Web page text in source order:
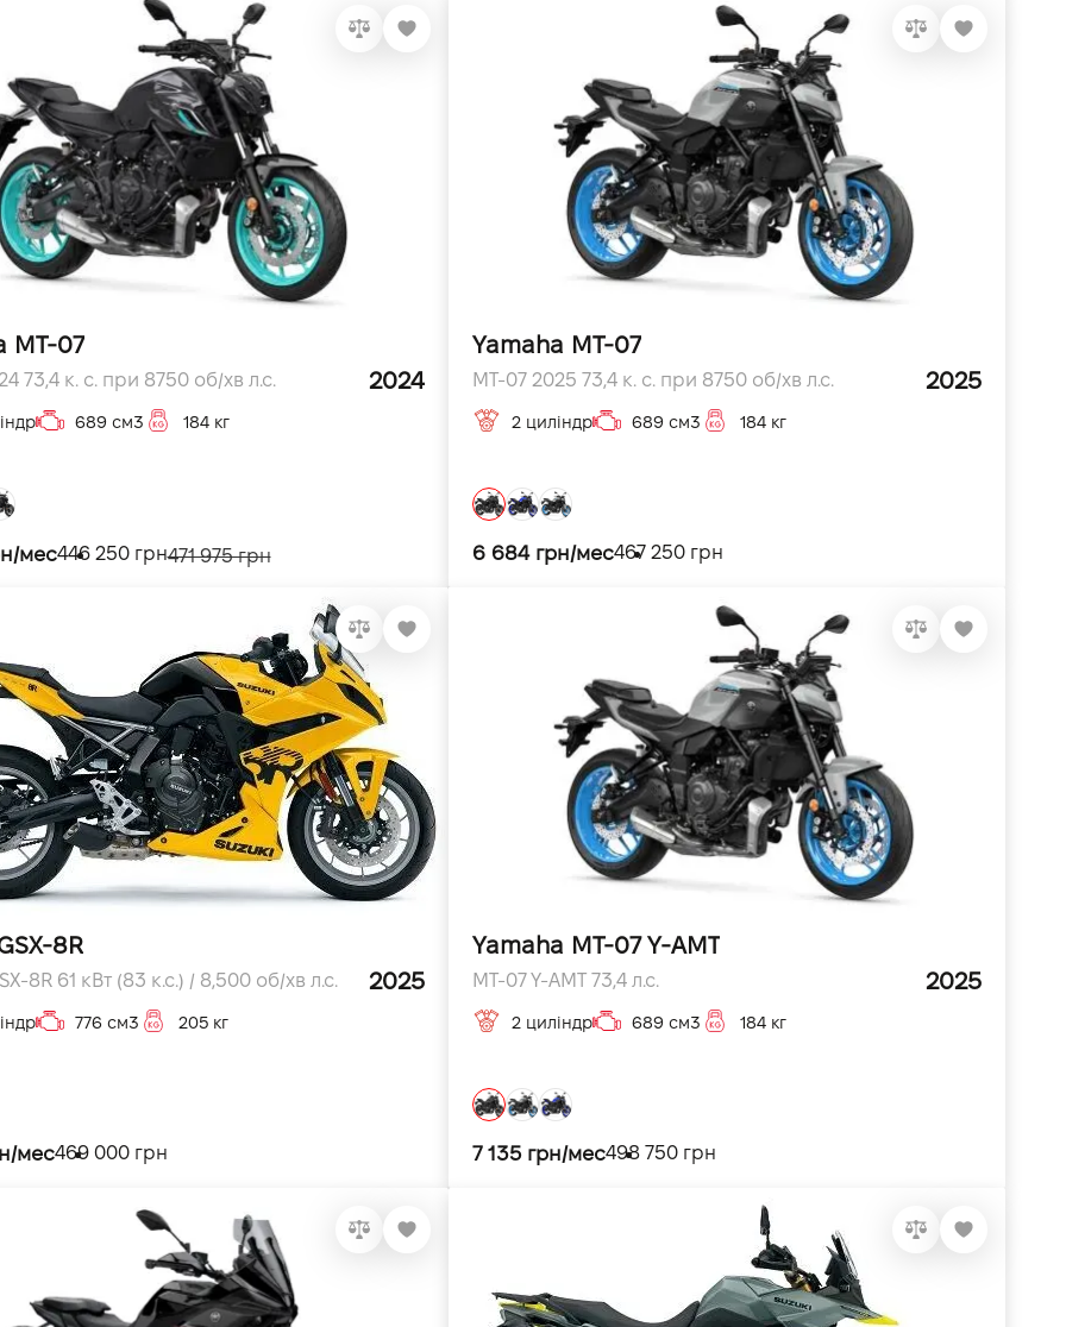
MT-07
73,4 к. с. при 8750 об/хв л.с. 2024
689 см3 184 кг
мес446 250 грн471 975 грн
Yamaha MT-07
MT-07 2025 73,4 к. с. при 8750 об/хв л.с. 2025
2 циліндр 689 см3 184 кг
6 684 грн/мес467 250 грн
8R
8R 61 кВт (83 к.с.) / 8,500 об/хв л.с. 2025
776 см3 205 кг
мес469 000 грн
Yamaha MT-07 Y-AMT
MT-07 Y-AMT 73,4 л.с. 2025
2 циліндр 689 см3 184 кг
7 135 грн/мес498 750 грн